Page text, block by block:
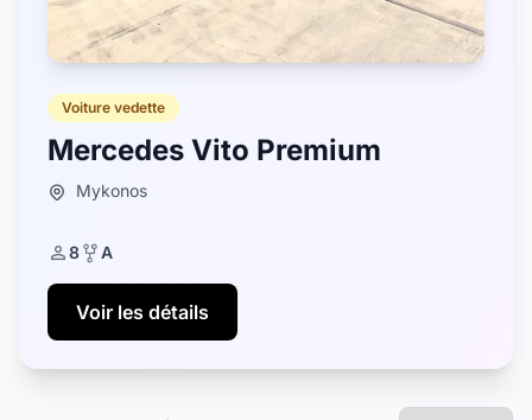
Voiture vedette
Mercedes Vito Premium
Mykonos
8 A
Voir les détails